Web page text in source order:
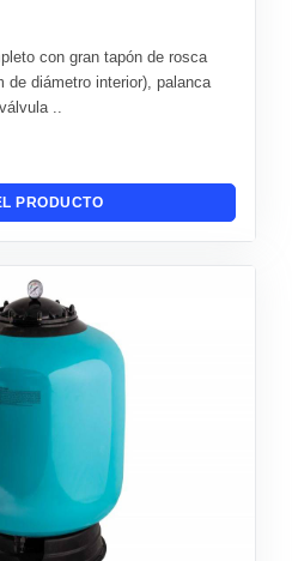
con gran tapón de rosca
de diámetro interior), palanca
..
PRODUCTO